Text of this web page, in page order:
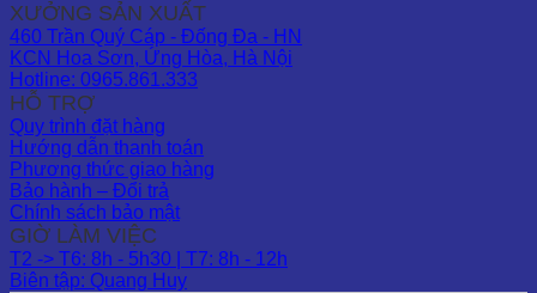
XƯỞNG SẢN XUẤT
460 Trần Quý Cáp - Đống Đa - HN
KCN Hoa Sơn, Ứng Hòa, Hà Nội
Hotline: 0965.861.333
HỖ TRỢ
Quy trình đặt hàng
Hướng dẫn thanh toán
Phương thức giao hàng
Bảo hành – Đổi trả
Chính sách bảo mật
GIỜ LÀM VIỆC
T2 -> T6: 8h - 5h30 | T7: 8h - 12h
Biên tập: Quang Huy